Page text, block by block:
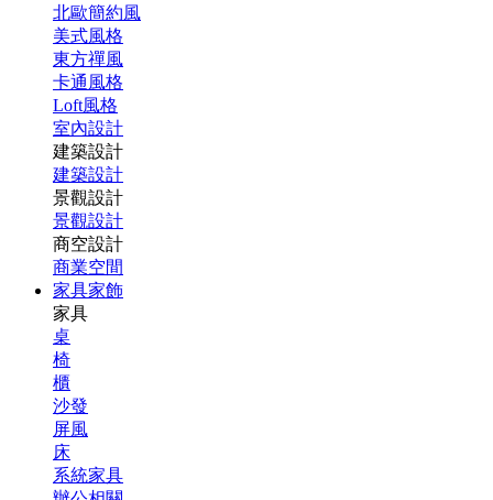
北歐簡約風
美式風格
東方禪風
卡通風格
Loft風格
室內設計
建築設計
建築設計
景觀設計
景觀設計
商空設計
商業空間
家具家飾
家具
桌
椅
櫃
沙發
屏風
床
系統家具